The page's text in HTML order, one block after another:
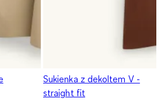
Sukienka z dekoltem V -
straight fit